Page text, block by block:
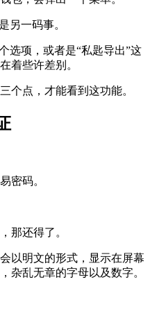
另一码事。
选项，或者是“私匙导出”这
着些许差别。
个点，才能看到这功能。
密码。
那还得了。
以明文的形式，显示在屏幕
杂乱无章的字母以及数字。